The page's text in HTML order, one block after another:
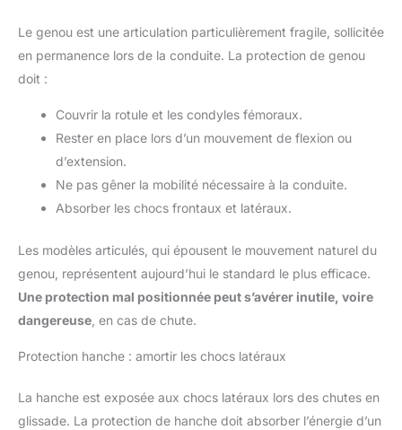
Le genou est une articulation particulièrement fragile, sollicitée
en permanence lors de la conduite. La protection de genou
doit :
Couvrir la rotule et les condyles fémoraux.
Rester en place lors d’un mouvement de flexion ou
d’extension.
Ne pas gêner la mobilité nécessaire à la conduite.
Absorber les chocs frontaux et latéraux.
Les modèles articulés, qui épousent le mouvement naturel du
genou, représentent aujourd’hui le standard le plus efficace.
Une protection mal positionnée peut s’avérer inutile, voire
dangereuse, en cas de chute.
Protection hanche : amortir les chocs latéraux
La hanche est exposée aux chocs latéraux lors des chutes en
glissade. La protection de hanche doit absorber l’énergie d’un